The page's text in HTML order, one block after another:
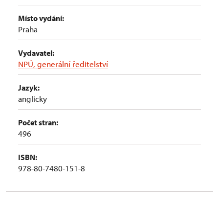
Místo vydání:
Praha
Vydavatel:
NPÚ, generální ředitelství
Jazyk:
anglicky
Počet stran:
496
ISBN:
978-80-7480-151-8